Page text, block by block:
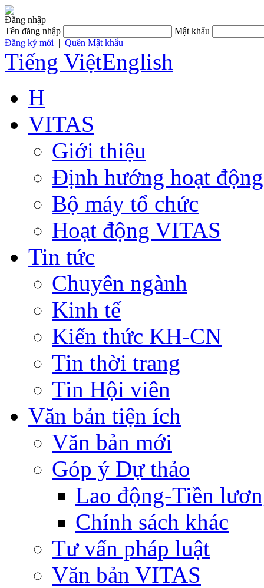
Đăng nhập
Tên đăng nhập
Mật khẩu
Đăng ký mới | Quên Mật khẩu
Tiếng ViệtEnglish
H
VITAS
Giới thiệu
Định hướng hoạt động
Bộ máy tổ chức
Hoạt động VITAS
Tin tức
Chuyên ngành
Kinh tế
Kiến thức KH-CN
Tin thời trang
Tin Hội viên
Văn bản tiện ích
Văn bản mới
Góp ý Dự thảo
Lao động-Tiền
Chính sách khác
Tư vấn pháp luật
Văn bản VITAS